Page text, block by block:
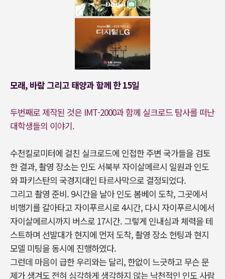
모래, 바람 그리고 태양과 함께 한 15일
두번째로 제작된 것은 IMT-2000과 함께 실크로드 탐사를 떠난
대학생들의 이야기.
수천킬로미터에 걸친 실크로드에 인접한 주변 국가들을 검토
한 결과, 촬영 장소는 인도 서북부 자이살메르시 일원과 인도
와 파키스탄의 국경지대인 타르사막으로 결정되었다.
그리고 촬영 준비. 9시간을 날아 인도 봄베이 도착, 그곳에서
비행기를 갈아타고 자이푸르시로 4시간, 다시 자이푸르시에서
자이살메르시까지 버스로 17시간. 그렇게 인내심과 체력을 테
스트하며 선발대가 현지에 먼저 도착, 촬영 장소 헌팅과 현지
모델 미팅을 동시에 진행하였다.
그런데 마음이 급한 우리와는 달리, 한없이 느긋하고 무슨 문
제가 생겨도 전혀 심각하게 생각하지 않는 낙천적인 인도 사람